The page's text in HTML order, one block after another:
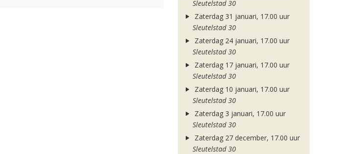
Sleutelstad 30
Zaterdag 31 januari, 17.00 uur
Sleutelstad 30
Zaterdag 24 januari, 17.00 uur
Sleutelstad 30
Zaterdag 17 januari, 17.00 uur
Sleutelstad 30
Zaterdag 10 januari, 17.00 uur
Sleutelstad 30
Zaterdag 3 januari, 17.00 uur
Sleutelstad 30
Zaterdag 27 december, 17.00 uur
Sleutelstad 30